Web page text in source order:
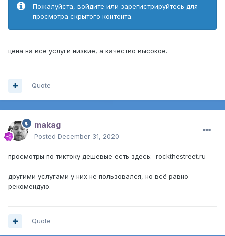
Пожалуйста, войдите или зарегистрируйтесь для
просмотра скрытого контента.
цена на все услуги низкие, а качество высокое.
Quote
makag
Posted December 31, 2020
просмотры по тиктоку дешевые есть здесь: rockthestreet.ru
другими услугами у них не пользовался, но всё равно
рекомендую.
Quote